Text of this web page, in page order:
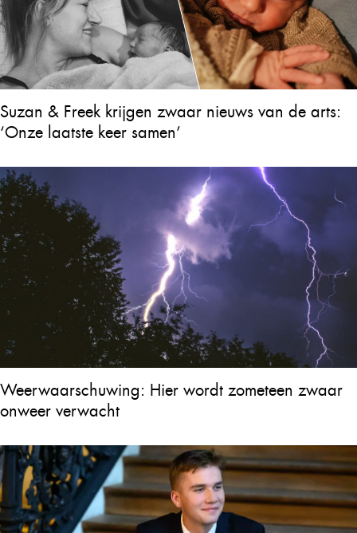
Suzan & Freek krijgen zwaar nieuws van de arts:
‘Onze laatste keer samen’
Weerwaarschuwing: Hier wordt zometeen zwaar
onweer verwacht